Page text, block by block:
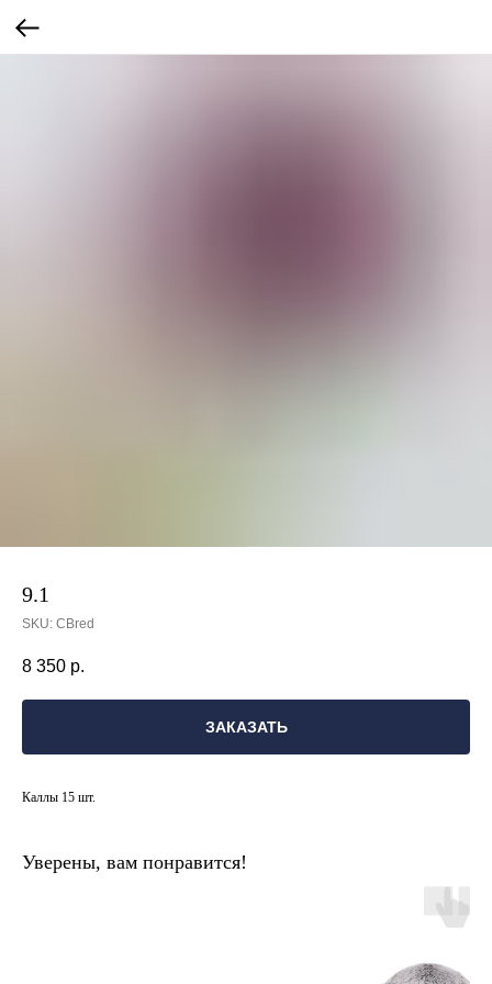
9.1
SKU: СВred
8 350 р.
ЗАКАЗАТЬ
Каллы 15 шт.
Уверены, вам понравится!